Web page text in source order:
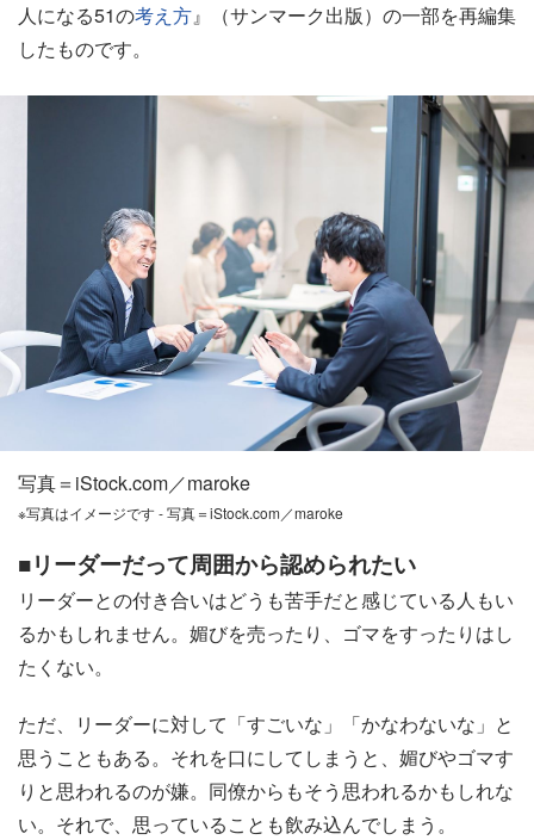
人になる51の考え方』（サンマーク出版）の一部を再編集
したものです。
写真＝iStock.com／maroke
※写真はイメージです - 写真＝iStock.com／maroke
■リーダーだって周囲から認められたい
リーダーとの付き合いはどうも苦手だと感じている人もい
るかもしれません。媚びを売ったり、ゴマをすったりはし
たくない。
ただ、リーダーに対して「すごいな」「かなわないな」と
思うこともある。それを口にしてしまうと、媚びやゴマす
りと思われるのが嫌。同僚からもそう思われるかもしれな
い。それで、思っていることも飲み込んでしまう。